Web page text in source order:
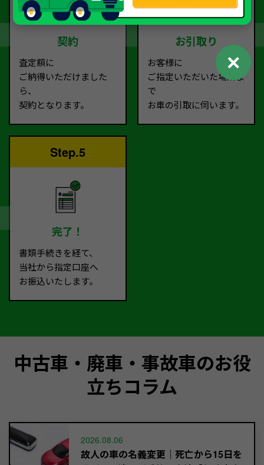
契約
査定額に
ご納得いただけました
ら、
契約となります。
お引取り
お客様に
ご指定いただいた場所ま
で
お車の引取に伺います。
Step.5
完了！
書類手続きを経て、
当社から指定口座へ
お振込いたします。
中古車・廃車・事故車のお役
立ちコラム
2026.08.06
故人の車の名義変更｜死亡から15日を
✕